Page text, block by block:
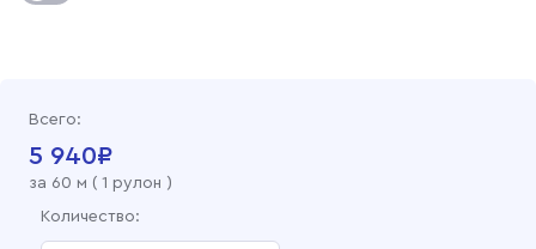
Всего:
5 940₽
за 60 м ( 1 рулон )
Количество: